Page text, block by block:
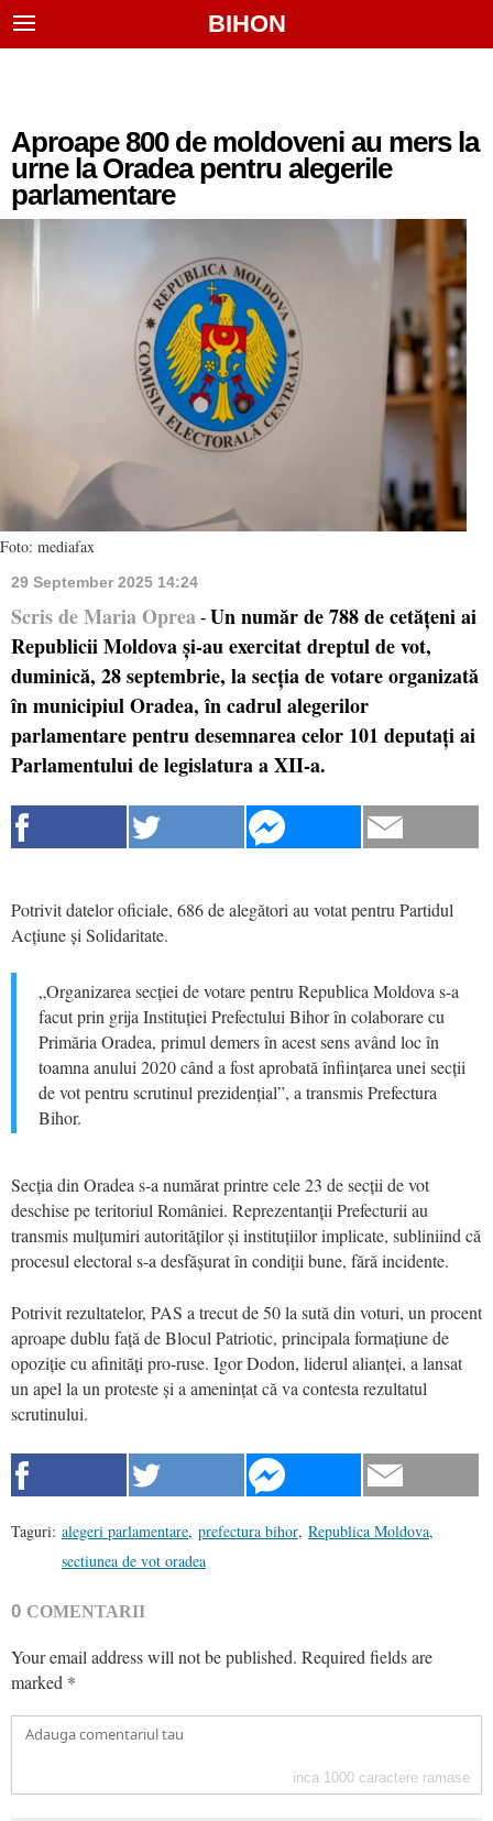
BIHON
Aproape 800 de moldoveni au mers la
urne la Oradea pentru alegerile
parlamentare
Foto: mediafax
29 September 2025 14:24
Scris de Maria Oprea - Un număr de 788 de cetățeni ai
Republicii Moldova și-au exercitat dreptul de vot,
duminică, 28 septembrie, la secția de votare organizată
în municipiul Oradea, în cadrul alegerilor
parlamentare pentru desemnarea celor 101 deputați ai
Parlamentului de legislatura a XII-a.
Potrivit datelor oficiale, 686 de alegători au votat pentru Partidul
Acțiune și Solidaritate.
„Organizarea secției de votare pentru Republica Moldova s-a
facut prin grija Instituției Prefectului Bihor în colaborare cu
Primăria Oradea, primul demers în acest sens având loc în
toamna anului 2020 când a fost aprobată înființarea unei secții
de vot pentru scrutinul prezidențial”, a transmis Prefectura
Bihor.
Secția din Oradea s-a numărat printre cele 23 de secții de vot
deschise pe teritoriul României. Reprezentanții Prefecturii au
transmis mulțumiri autorităților și instituțiilor implicate, subliniind că
procesul electoral s-a desfășurat în condiții bune, fără incidente.
Potrivit rezultatelor, PAS a trecut de 50 la sută din voturi, un procent
aproape dublu față de Blocul Patriotic, principala formațiune de
opoziție cu afinități pro-ruse. Igor Dodon, liderul alianței, a lansat
un apel la un proteste și a amenințat că va contesta rezultatul
scrutinului.
Taguri: alegeri parlamentare, prefectura bihor, Republica Moldova,
sectiunea de vot oradea
0 COMENTARII
Your email address will not be published. Required fields are
marked *
inca 1000 caractere ramase